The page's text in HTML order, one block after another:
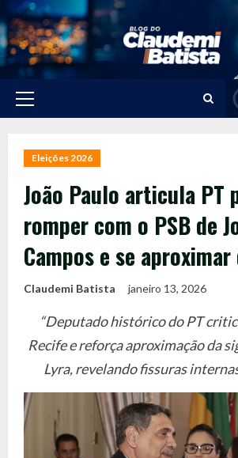
Skip
to
content
Primary
Eleições 2026
João Paulo articula PT
romper com o PSB de
Campos e se
Claudemi Batista janeiro 13, 2026
“Deputado histórico do PT
Recife e reforça aproximação da
Lyra, revelando fissuras